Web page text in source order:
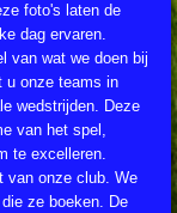
foto's laten de
dag ervaren.
van wat we doen bij
u onze teams in
wedstrijden. Deze
van het spel,
te excelleren.
van onze club. We
ze boeken. De